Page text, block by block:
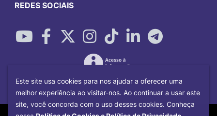
REDES SOCIAIS
Copyright©2026Universidade Federal
Este site usa cookies para nos ajudar a oferecer uma
melhor experiência ao visitar-nos. Ao continuar a usar este
site, você concorda com o uso desses cookies. Conheça